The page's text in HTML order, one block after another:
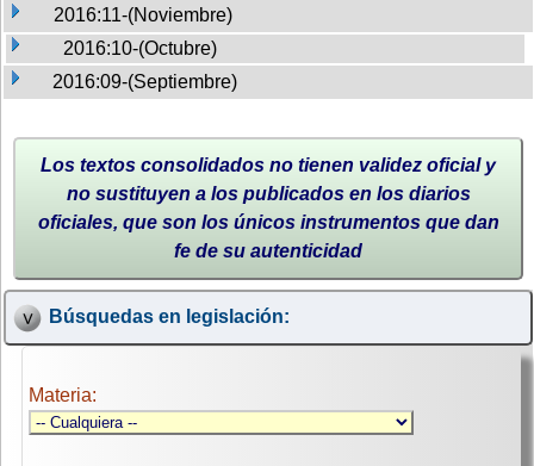
2016:11-(Noviembre)
2016:10-(Octubre)
2016:09-(Septiembre)
Los textos consolidados no tienen validez oficial y
no sustituyen a los publicados en los diarios
oficiales, que son los únicos instrumentos que dan
fe de su autenticidad
Búsquedas en legislación:
Materia: